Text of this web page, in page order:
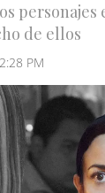
personajes
de ellos
PM